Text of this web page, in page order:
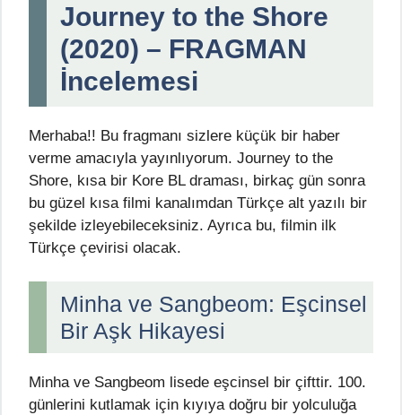
Journey to the Shore
(2020) – FRAGMAN
İncelemesi
Merhaba!! Bu fragmanı sizlere küçük bir haber
verme amacıyla yayınlıyorum. Journey to the
Shore, kısa bir Kore BL draması, birkaç gün sonra
bu güzel kısa filmi kanalımdan Türkçe alt yazılı bir
şekilde izleyebileceksiniz. Ayrıca bu, filmin ilk
Türkçe çevirisi olacak.
Minha ve Sangbeom: Eşcinsel
Bir Aşk Hikayesi
Minha ve Sangbeom lisede eşcinsel bir çifttir. 100.
günlerini kutlamak için kıyıya doğru bir yolculuğa